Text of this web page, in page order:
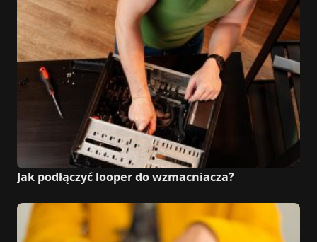
Jak podłączyć looper do wzmacniacza?